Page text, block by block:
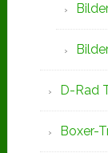
D-Rad
Boxer-